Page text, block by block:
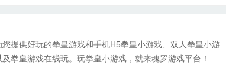
提供好玩的拳皇游戏和手机H5拳皇小游戏、双人拳皇小游
拳皇游戏在线玩。玩拳皇小游戏，就来魂罗游戏平台！